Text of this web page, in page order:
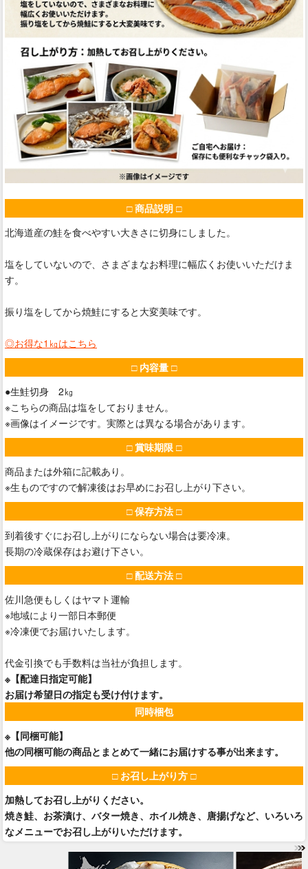
□ 商品説明 □
北海道産の鮭を食べやすい大きさに切身にしました。
塩をしていないので、さまざまなお料理に幅広くお使いいただけま
す。
振り塩をしてから焼鮭にすると大変美味です。
◎お得な1㎏はこちら
□ 内容量 □
●生鮭切身 2㎏
※こちらの商品は塩をしておりません。
※画像はイメージです。実際とは異なる場合があります。
□ 賞味期限 □
商品または外箱に記載あり。
※生ものですので解凍後はお早めにお召し上がり下さい。
□ 保存方法 □
到着後すぐにお召し上がりにならない場合は要冷凍。
長期の冷蔵保存はお避け下さい。
□ 配送方法 □
佐川急便もしくはヤマト運輸
※地域により一部日本郵便
※冷凍便でお届けいたします。
代金引換でも手数料は当社が負担します。
※【配達日指定可能】
お届け希望日の指定も受け付けます。
同時梱包
※【同梱可能】
他の同梱可能の商品とまとめて一緒にお届けする事が出来ます。
□ お召し上がり方 □
加熱してお召し上がりください。
焼き鮭、お茶漬け、バター焼き、ホイル焼き、唐揚げなど、いろいろ
なメニューでお召し上がりいただけます。